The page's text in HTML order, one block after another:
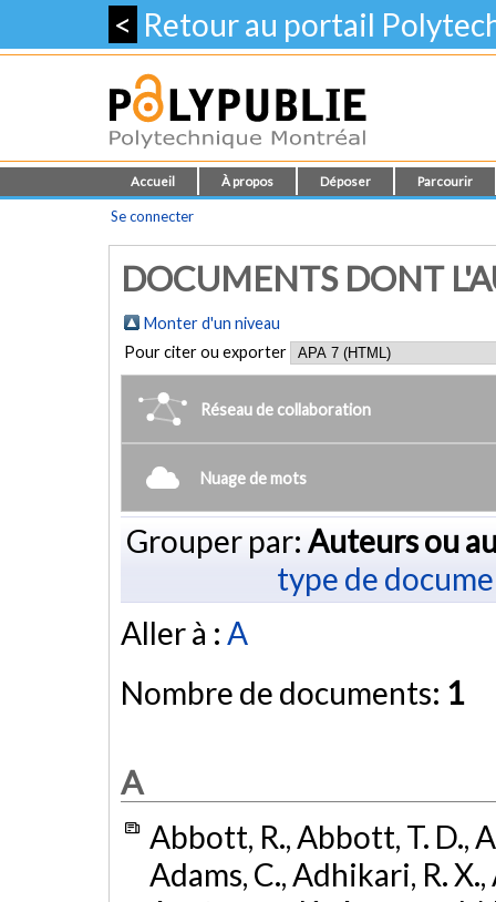
< Retour au portail
Accueil À propos Déposer Parcourir
Se connecter
DOCUMENTS DONT
Monter d'un niveau
Pour citer ou exporter
Réseau de collaboration
Nuage de mots
Grouper par: Auteurs ou
type de
Aller à : A
Nombre de documents: 1
A
Abbott, R., Abbott, T. D.,
Adams, C., Adhikari, R.